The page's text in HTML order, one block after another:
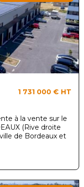
1 731 000 € HT
à la vente sur le
(Rive droite
de Bordeaux et